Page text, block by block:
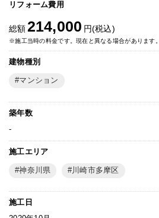
リフォーム費用
総額214,000 円(税込)
※施工当時の料金です。現在と異なる場合があります。
建物種別
マンション
築年数
-
施工エリア
神奈川県 川崎市多摩区
施工日